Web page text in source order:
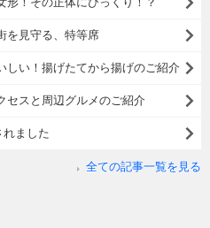
を見守る、特等席
しい！揚げたてから揚げのご紹介
セスと周辺グルメのご紹介
れました
全ての記事一覧を見る